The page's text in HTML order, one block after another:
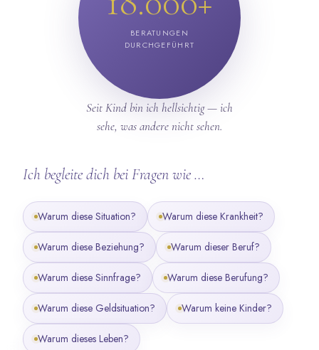
BERATUNGEN
DURCHGEFÜHRT
Seit Kind bin ich hellsichtig — ich
sehe, was andere nicht sehen.
Ich begleite dich bei Fragen wie …
Warum diese Situation? Warum diese Krankheit?
Warum diese Beziehung? Warum dieser Beruf?
Warum diese Sinnfrage? Warum diese Berufung?
Warum diese Geldsituation? Warum keine Kinder?
Warum dieses Leben?